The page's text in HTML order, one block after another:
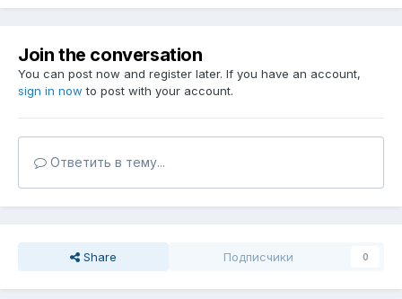
Join the conversation
You can post now and register later. If you have an account,
sign in now to post with your account.
Ответить в тему...
Share Подписчики 0